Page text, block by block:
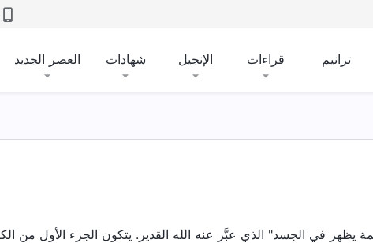
ترانيم قراءات الإنجيل شهادات العصر الجديد
يظهر في الجسد" الذي عبَّر عنه الله القدير. يتكون الجزء الأول